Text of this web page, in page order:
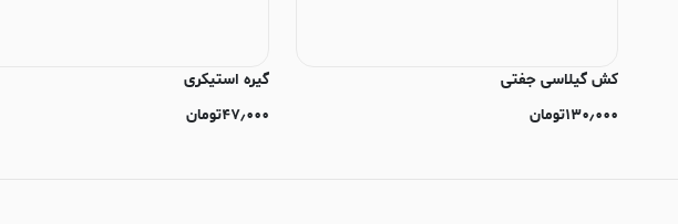
کش گیلاسی جفتی
۱۳۰٫۰۰۰تومان
گیره استیکری
۴۷٫۰۰۰تومان